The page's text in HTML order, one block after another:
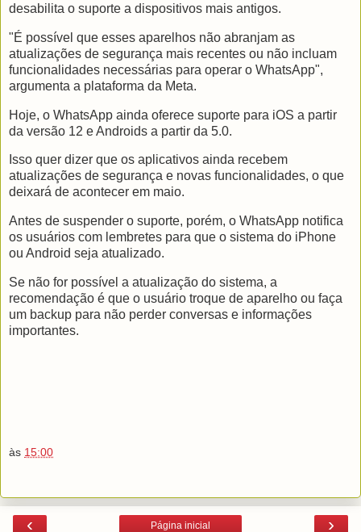
desabilita o suporte a dispositivos mais antigos.
"É possível que esses aparelhos não abranjam as
atualizações de segurança mais recentes ou não incluam
funcionalidades necessárias para operar o WhatsApp",
argumenta a plataforma da Meta.
Hoje, o WhatsApp ainda oferece suporte para iOS a partir
da versão 12 e Androids a partir da 5.0.
Isso quer dizer que os aplicativos ainda recebem
atualizações de segurança e novas funcionalidades, o que
deixará de acontecer em maio.
Antes de suspender o suporte, porém, o WhatsApp notifica
os usuários com lembretes para que o sistema do iPhone
ou Android seja atualizado.
Se não for possível a atualização do sistema, a
recomendação é que o usuário troque de aparelho ou faça
um backup para não perder conversas e informações
importantes.
às 15:00
‹ ›
Página inicial